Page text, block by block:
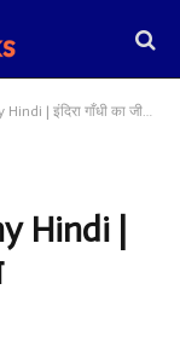
इंदिरा गाँधी का जीवन परिचय
Hindi |